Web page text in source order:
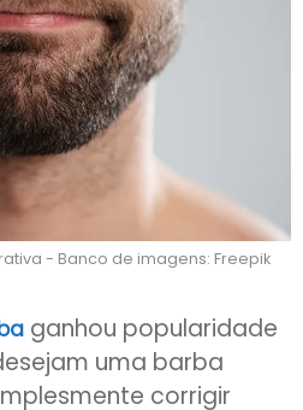
- Banco de imagens: Freepik
ganhou popularidade
uma barba
corrigir